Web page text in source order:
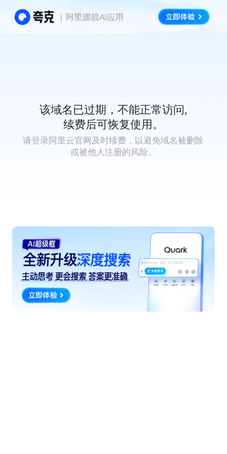
该域名已过期，不能正常访问,
续费后可恢复使用。
请登录阿里云官网及时续费，以避免域名被删除
或被他人注册的风险。